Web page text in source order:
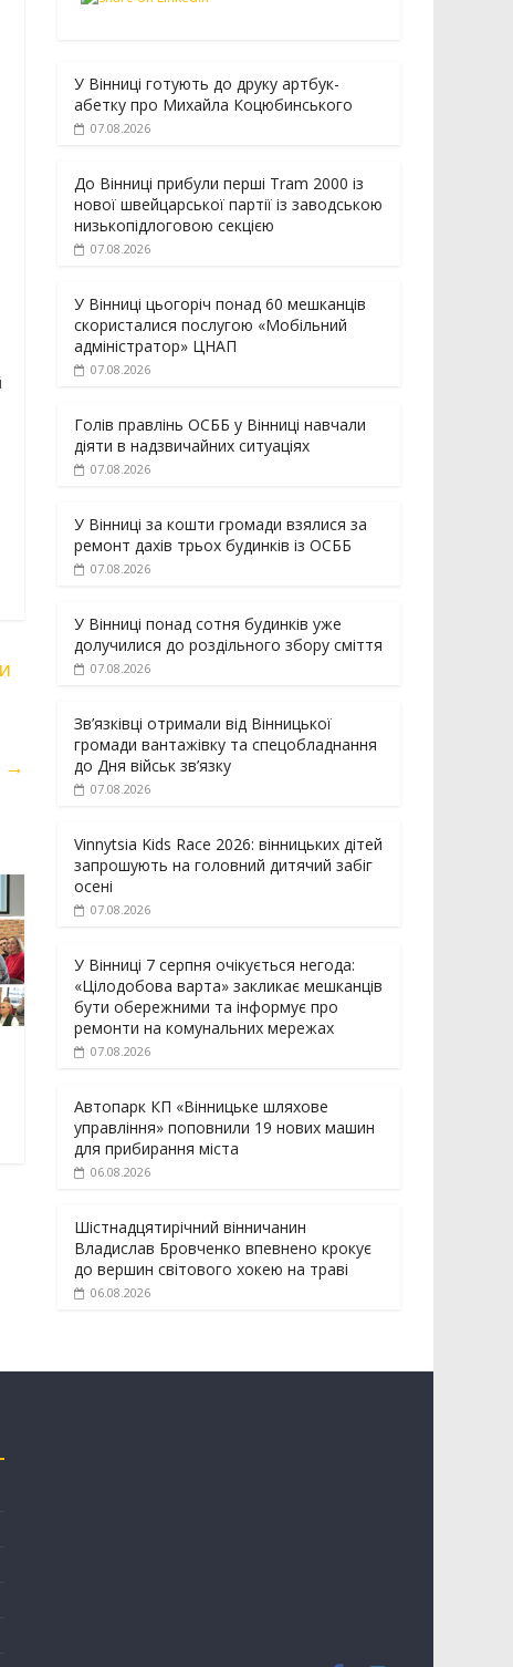
→
У Вінниці готують до друку артбук-
абетку про Михайла Коцюбинського
07.08.2026
До Вінниці прибули перші Tram 2000 із
нової швейцарської партії із заводською
низькопідлоговою секцією
07.08.2026
У Вінниці цьогоріч понад 60 мешканців
скористалися послугою «Мобільний
адміністратор» ЦНАП
07.08.2026
Голів правлінь ОСББ у Вінниці навчали
діяти в надзвичайних ситуаціях
07.08.2026
У Вінниці за кошти громади взялися за
ремонт дахів трьох будинків із ОСББ
07.08.2026
У Вінниці понад сотня будинків уже
долучилися до роздільного збору сміття
07.08.2026
Зв’язківці отримали від Вінницької
громади вантажівку та спецобладнання
до Дня військ зв’язку
07.08.2026
Vinnytsia Kids Race 2026: вінницьких дітей
запрошують на головний дитячий забіг
осені
07.08.2026
У Вінниці 7 серпня очікується негода:
«Цілодобова варта» закликає мешканців
бути обережними та інформує про
ремонти на комунальних мережах
07.08.2026
Автопарк КП «Вінницьке шляхове
управління» поповнили 19 нових машин
для прибирання міста
06.08.2026
Шістнадцятирічний вінничанин
Владислав Бровченко впевнено крокує
до вершин світового хокею на траві
06.08.2026